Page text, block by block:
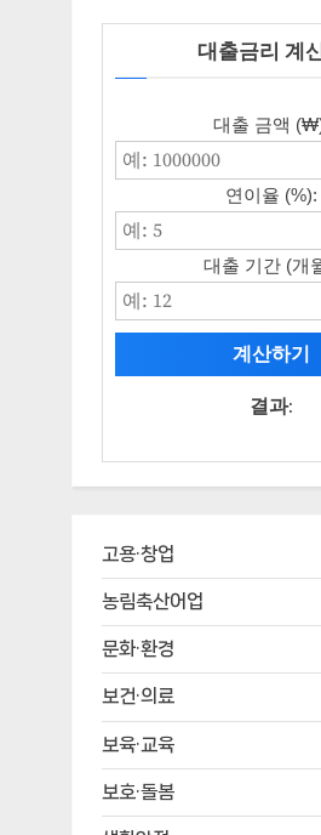
대출금리 계
대출 금액
연이율 (%):
대출 기간 (개
계산하기
결과:
고용·창업
농림축산어업
문화·환경
보건·의료
보육·교육
보호·돌봄